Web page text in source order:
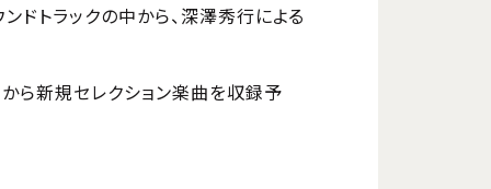
ドトラックの中から、深澤秀行による
ら新規セレクション楽曲を収録予